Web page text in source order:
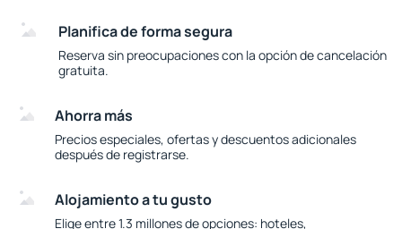
Planifica de forma segura
Reserva sin preocupaciones con la opción de cancelación
gratuita.
Ahorra más
Precios especiales, ofertas y descuentos adicionales
después de registrarse.
Alojamiento a tu gusto
Elige entre 1.3 millones de opciones: hoteles,